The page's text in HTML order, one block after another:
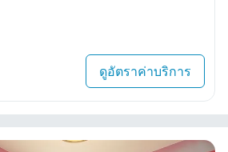
ดูอัตราค่าบริการ